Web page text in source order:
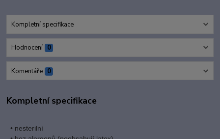
Kompletní specifikace
Hodnocení 0
Komentáře 0
Kompletní specifikace
• nesterilní